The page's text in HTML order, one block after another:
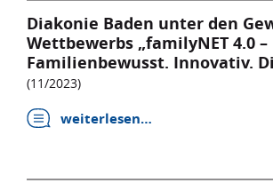
Diakonie Baden unter den
Wettbewerbs „familyNET 4.0 –
Familienbewusst. Innovativ.
(11/2023)
weiterlesen…